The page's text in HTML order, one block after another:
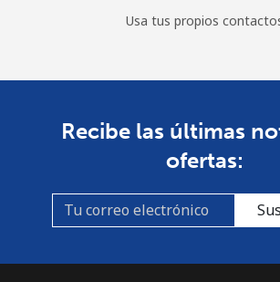
Usa tus propios
Recibe las últimas
ofertas: